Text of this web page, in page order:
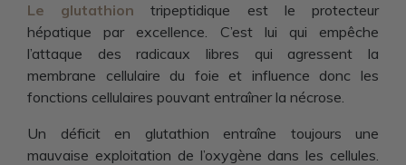
Le glutathion tripeptidique est le protecteur
hépatique par excellence. C’est lui qui empêche
l’attaque des radicaux libres qui agressent la
membrane cellulaire du foie et influence donc les
fonctions cellulaires pouvant entraîner la nécrose.
Un déficit en glutathion entraîne toujours une
mauvaise exploitation de l’oxygène dans les cellules.